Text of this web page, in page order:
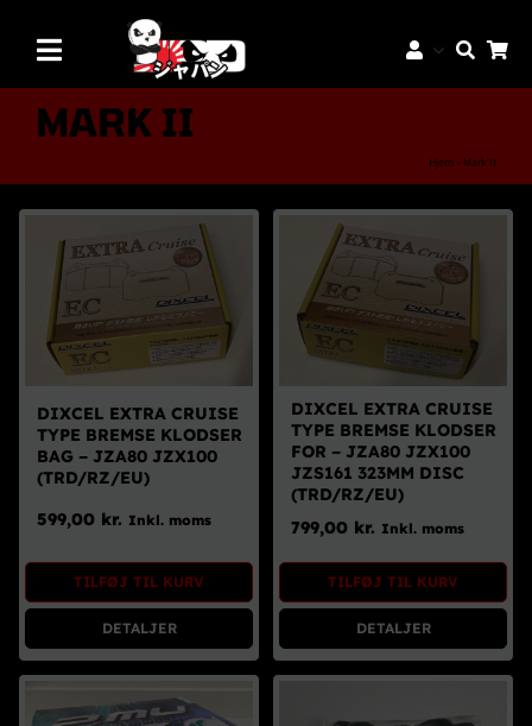
contentToggle
Navigation
Reservedele
Servicedele
K-Truck Dele
Bilpleje
Tilbud
Kontakt Os
MARK II
Hjem » Mark II
DIXCEL EXTRA CRUISE
TYPE BREMSE KLODSER
BAG – JZA80 JZX100
(TRD/RZ/EU)
599,00 kr. Inkl. moms
TILFØJ TIL KURV
DETALJER
DIXCEL EXTRA CRUISE
TYPE BREMSE KLODSER
FOR – JZA80 JZX100
JZS161 323MM DISC
(TRD/RZ/EU)
799,00 kr. Inkl. moms
TILFØJ TIL KURV
DETALJER